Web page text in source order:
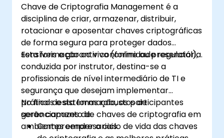
proativa de riscos.
Integrar a IA no planejamento, execução
e relatórios da auditoria, melhorando a
eficácia geral das auditorias de TI.
Chave de Criptografia Management é a
disciplina de criar, armazenar, distribuir,
rotacionar e aposentar chaves criptográficas
de forma segura para proteger dados
sensíveis e garantir conformidade regulatória.
Esta formação ao vivo (online ou presencial),
conduzida por instrutor, destina-se a
profissionais de nível intermediário de TI e
segurança que desejam implementar
práticas e sistemas robustos de
gerenciamento de chaves de criptografia em
ambientes empresariais.
No final desta formação, os participantes
serão capazes de:
Compreender o ciclo de vida das chaves